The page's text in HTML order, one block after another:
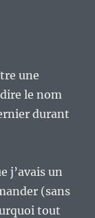
une
le nom
durant
j’avais un
(sans
tout